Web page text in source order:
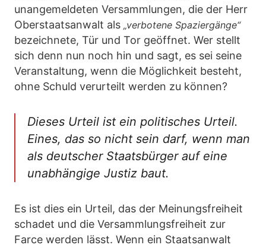
unangemeldeten Versammlungen, die der Herr
Oberstaatsanwalt als „verbotene Spaziergänge“
bezeichnete, Tür und Tor geöffnet. Wer stellt
sich denn nun noch hin und sagt, es sei seine
Veranstaltung, wenn die Möglichkeit besteht,
ohne Schuld verurteilt werden zu können?
Dieses Urteil ist ein politisches Urteil.
Eines, das so nicht sein darf, wenn man
als deutscher Staatsbürger auf eine
unabhängige Justiz baut.
Es ist dies ein Urteil, das der Meinungsfreiheit
schadet und die Versammlungsfreiheit zur
Farce werden lässt. Wenn ein Staatsanwalt